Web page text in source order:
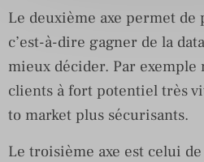
Le deuxième axe permet
c’est-à-dire gagner de la
mieux décider. Par
clients à fort potentiel très
to market plus sécurisants.
Le troisième axe est celui